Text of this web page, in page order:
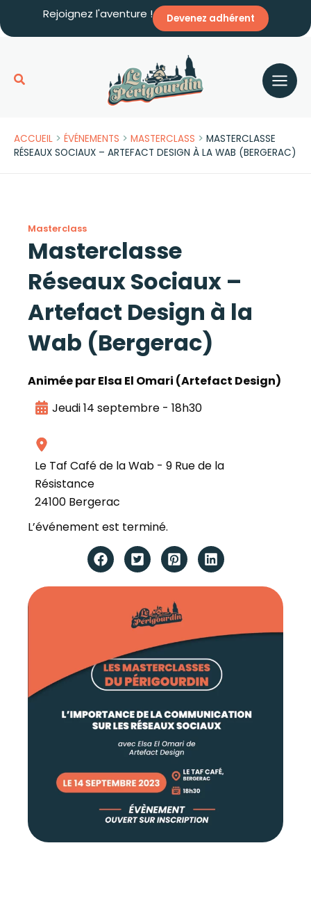
au
Rejoignez l'aventure ! Devenez adhérent
Rechercher
ACCUEIL > ÉVÉNEMENTS > MASTERCLASS > MASTERCLASSE
RÉSEAUX SOCIAUX – ARTEFACT DESIGN À LA WAB (BERGERAC)
Masterclass
Masterclasse
Réseaux Sociaux –
Artefact Design à la
Wab (Bergerac)
Animée par Elsa El Omari (Artefact Design)
Jeudi 14 septembre - 18h30
Le Taf Café de la Wab - 9 Rue de la
Résistance
24100 Bergerac
L’événement est terminé.